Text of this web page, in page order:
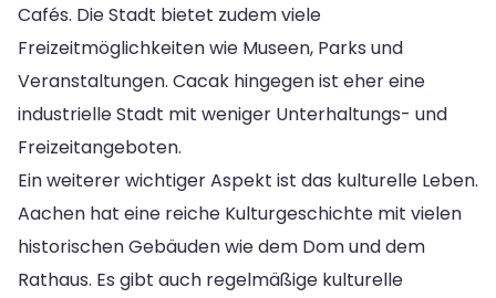
Cafés. Die Stadt bietet zudem viele
Freizeitmöglichkeiten wie Museen, Parks und
Veranstaltungen. Cacak hingegen ist eher eine
industrielle Stadt mit weniger Unterhaltungs- und
Freizeitangeboten.
Ein weiterer wichtiger Aspekt ist das kulturelle Leben.
Aachen hat eine reiche Kulturgeschichte mit vielen
historischen Gebäuden wie dem Dom und dem
Rathaus. Es gibt auch regelmäßige kulturelle